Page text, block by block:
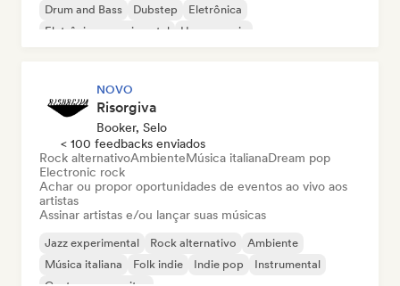
Drum and Bass
Dubstep
Eletrônica
Eletrônica experimental
House music
NOVO
Risorgiva
Booker, Selo
< 100 feedbacks enviados
Rock alternativoAmbienteMúsica italianaDream pop
Electronic rock
Achar ou propor oportunidades de eventos ao vivo aos
artistas
Assinar artistas e/ou lançar suas músicas
Jazz experimental Rock alternativo
Ambiente
Música italiana
Folk indie Indie pop
Instrumental